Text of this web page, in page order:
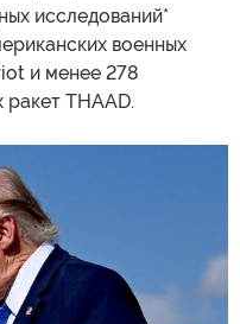
исследований*
военных
и менее 278
ракет THAAD.